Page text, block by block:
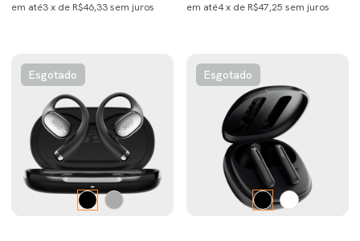
em até3x de R$46,33sem juros em até4x de R$47,25 sem juros
Esgotado Esgotado